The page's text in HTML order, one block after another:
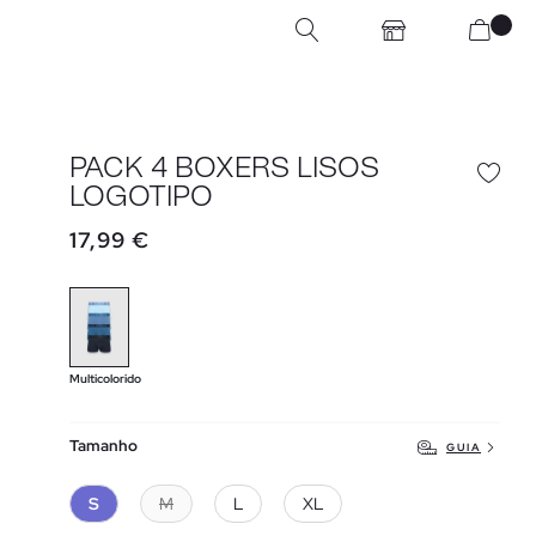
PACK 4 BOXERS LISOS
LOGOTIPO
17,99 €
Multicolorido
Tamanho GUIA
S M L XL